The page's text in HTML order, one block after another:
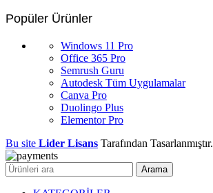
Popüler Ürünler
Windows 11 Pro
Office 365 Pro
Semrush Guru
Autodesk Tüm Uygulamalar
Canva Pro
Duolingo Plus
Elementor Pro
Bu site Lider Lisans Tarafından Tasarlanmıştır.
Arama